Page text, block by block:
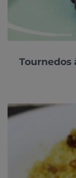
Tournedos